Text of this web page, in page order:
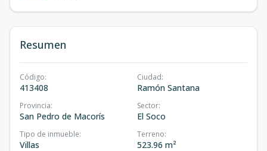
Resumen
Código:
413408
Ciudad:
Ramón Santana
Provincia:
San Pedro de Macorís
Sector:
El Soco
Tipo de inmueble:
Villas
Terreno:
523.96 m²